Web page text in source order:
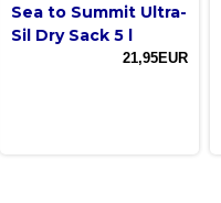
Sea to Summit Ultra-
Sil Dry Sack 5 l
21,95EUR